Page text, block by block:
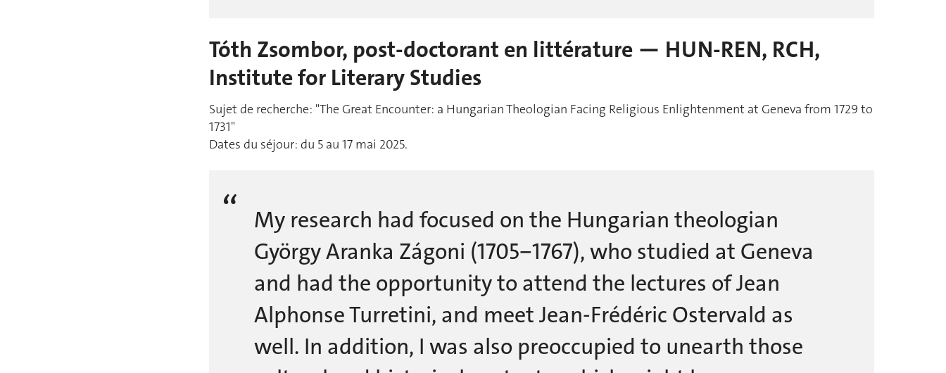
Tóth Zsombor, post-doctorant en littérature — HUN-REN, RCH,
Institute for Literary Studies
Sujet de recherche: "The Great Encounter: a Hungarian Theologian Facing Religious Enlightenment at Geneva from 1729 to
1731"
Dates du séjour: du 5 au 17 mai 2025.
My research had focused on the Hungarian theologian
György Aranka Zágoni (1705‒1767), who studied at Geneva
and had the opportunity to attend the lectures of Jean
Alphonse Turretini, and meet Jean-Frédéric Ostervald as
well. In addition, I was also preoccupied to unearth those